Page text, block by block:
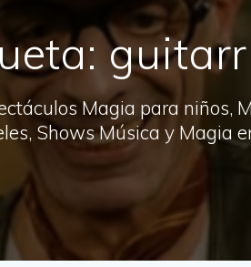
Magia para niños,
Shows Música y Magia